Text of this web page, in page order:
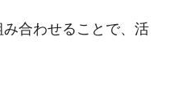
合わせることで、活